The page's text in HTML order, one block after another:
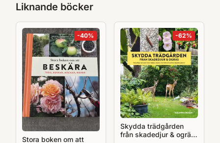
Liknande böcker
-40%
Stora boken om att
-62%
Skydda trädgården
från skadedjur & ogräs